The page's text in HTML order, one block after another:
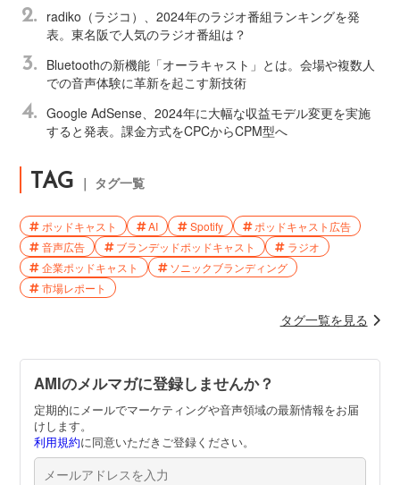
2.
radiko（ラジコ）、2024年のラジオ番組ランキングを発
表。東名阪で人気のラジオ番組は？
3.
Bluetoothの新機能「オーラキャスト」とは。会場や複数人
での音声体験に革新を起こす新技術
4. Google AdSense、2024年に大幅な収益モデル変更を実施
すると発表。課金方式をCPCからCPM型へ
TAG ｜ タグ一覧
ポッドキャスト AI Spotify
ポッドキャスト広告
音声広告
ブランデッドポッドキャスト
ラジオ
企業ポッドキャスト
ソニックブランディング
市場レポート
タグ一覧を見る
AMIのメルマガに登録しませんか？
定期的にメールでマーケティングや音声領域の最新情報をお届
けします。
利用規約に同意いただきご登録ください。